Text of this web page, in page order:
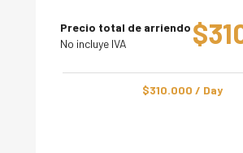
Precio total de arriendo
No incluye IVA
$
$310.000 / Day